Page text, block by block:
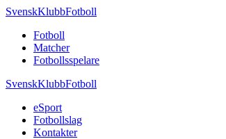
Menu
SvenskKlubbFotboll
Menu
Fotboll
Matcher
Fotbollsspelare
SvenskKlubbFotboll
eSport
Fotbollslag
Kontakter